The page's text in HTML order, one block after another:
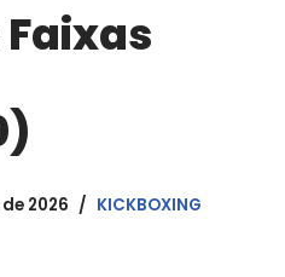
2026 KICKBOXING